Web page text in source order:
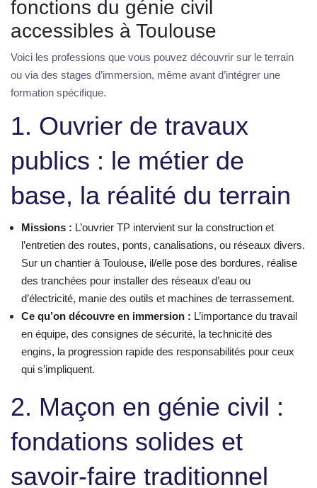
fonctions du génie civil
accessibles à Toulouse
Voici les professions que vous pouvez découvrir sur le terrain
ou via des stages d’immersion, même avant d’intégrer une
formation spécifique.
1. Ouvrier de travaux
publics : le métier de
base, la réalité du terrain
Missions : L’ouvrier TP intervient sur la construction et
l’entretien des routes, ponts, canalisations, ou réseaux divers.
Sur un chantier à Toulouse, il/elle pose des bordures, réalise
des tranchées pour installer des réseaux d’eau ou
d’électricité, manie des outils et machines de terrassement.
Ce qu’on découvre en immersion : L’importance du travail
en équipe, des consignes de sécurité, la technicité des
engins, la progression rapide des responsabilités pour ceux
qui s’impliquent.
2. Maçon en génie civil :
fondations solides et
savoir-faire traditionnel